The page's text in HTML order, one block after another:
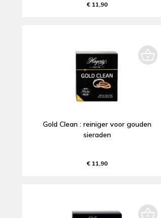
€ 11,90
Gold Clean : reiniger voor gouden
sieraden
€ 11,90